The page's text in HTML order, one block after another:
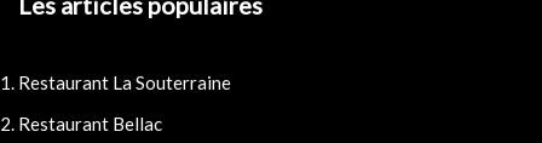
Restaurant La Souterraine
Restaurant Bellac